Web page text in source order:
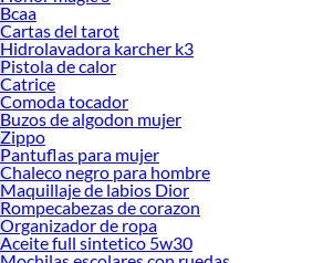
Bcaa
Cartas del tarot
Hidrolavadora karcher k3
Pistola de calor
Catrice
Comoda tocador
Buzos de algodon mujer
Zippo
Pantuflas para mujer
Chaleco negro para hombre
Maquillaje de labios Dior
Rompecabezas de corazon
Organizador de ropa
Aceite full sintetico 5w30